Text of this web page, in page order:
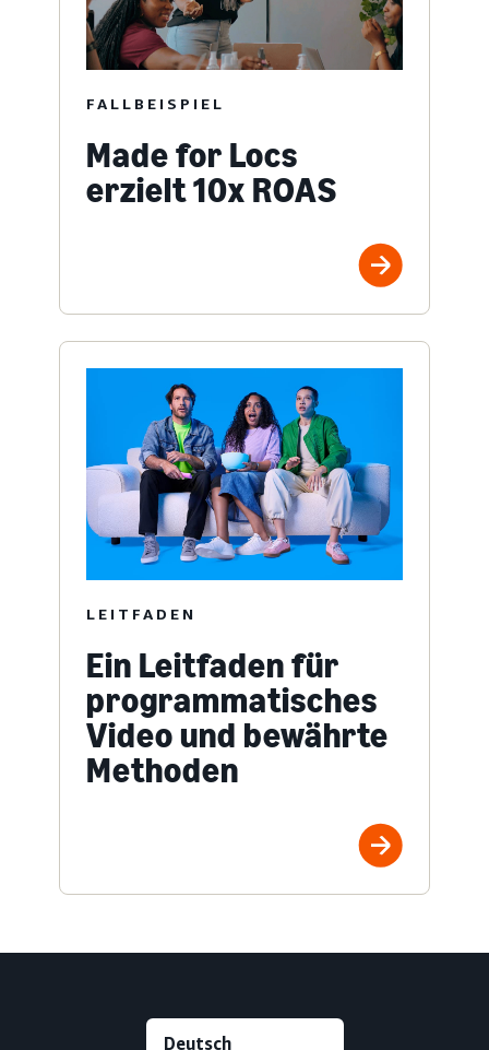
FALLBEISPIEL
Made for Locs
erzielt 10x ROAS
LEITFADEN
Ein Leitfaden für
programmatisches
Video und bewährte
Methoden